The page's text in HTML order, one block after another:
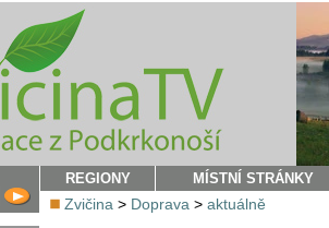
REGIONY MÍSTNÍ STRÁNKY
Zvičina > Doprava > aktuálně